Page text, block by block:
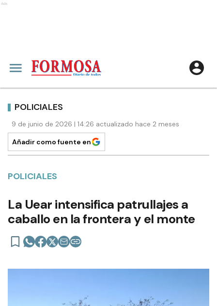
Ads
POLICIALES
9 de junio de 2026 | 14:26 actualizado hace 2 meses
Añadir como fuente en
POLICIALES
La Uear intensifica patrullajes a
caballo en la frontera y el monte